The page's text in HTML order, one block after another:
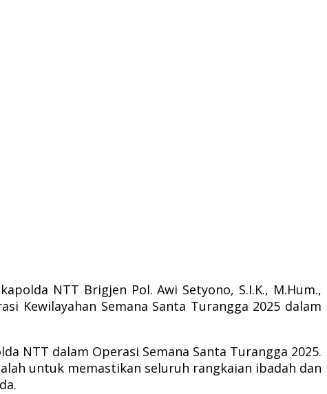
NTT Brigjen Pol. Awi Setyono, S.I.K., M.Hum.,
Kewilayahan Semana Santa Turangga 2025 dalam
NTT dalam Operasi Semana Santa Turangga 2025.
untuk memastikan seluruh rangkaian ibadah dan